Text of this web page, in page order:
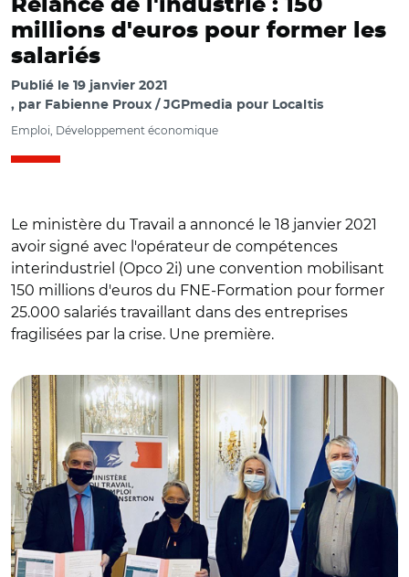
Relance de l'industrie : 150
millions d'euros pour former les
salariés
Publié le 19 janvier 2021
par Fabienne Proux / JGPmedia pour Localtis
Emploi, Développement économique
Le ministère du Travail a annoncé le 18 janvier 2021
avoir signé avec l'opérateur de compétences
interindustriel (Opco 2i) une convention mobilisant
150 millions d'euros du FNE-Formation pour former
25.000 salariés travaillant dans des entreprises
fragilisées par la crise. Une première.
© @Elisabeth_Borne/ Alexandre Saubot, Elisabeth Borne,
Stéphanie Lagalle-Baranès et Pierre-Michel Escaffre lors